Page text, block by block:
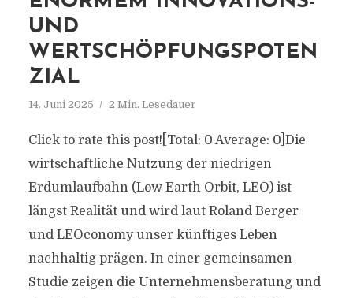
UND
WERTSCHÖPFUNGSPOTEN
ZIAL
14. Juni 2025 2 Min. Lesedauer
Click to rate this post![Total: 0 Average: 0]Die
wirtschaftliche Nutzung der niedrigen
Erdumlaufbahn (Low Earth Orbit, LEO) ist
längst Realität und wird laut Roland Berger
und LEOconomy unser künftiges Leben
nachhaltig prägen. In einer gemeinsamen
Studie zeigen die Unternehmensberatung und